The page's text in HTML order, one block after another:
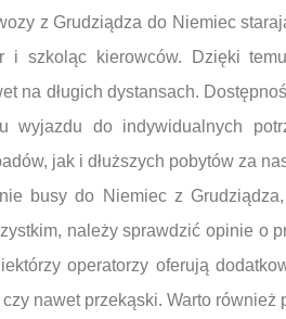
z Grudziądza do Niemiec
i szkoląc kierowców. Dzięki
na długich dystansach.
wyjazdu do indywidualnych
jak i dłuższych pobytów za
busy do Niemiec z
należy sprawdzić opinie o
operatorzy oferują
nawet przekąski. Warto